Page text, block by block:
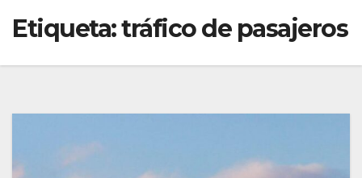
Etiqueta:tráfico de pasajeros